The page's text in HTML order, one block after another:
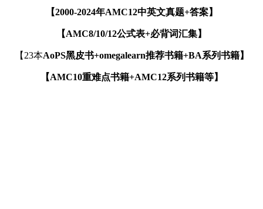
【2000-2024年AMC12中英文真题+答案】
【AMC8/10/12公式表+必背词汇集】
【23本AoPS黑皮书+omegalearn推荐书籍+BA系列书籍】
【AMC10重难点书籍+AMC12系列书籍等】